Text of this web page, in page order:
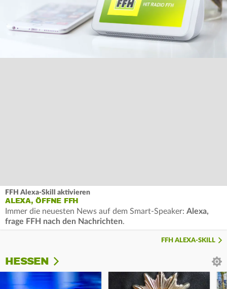
FFH Alexa-Skill aktivieren
ALEXA, ÖFFNE FFH
Immer die neuesten News auf dem Smart-Speaker: Alexa,
frage FFH nach den Nachrichten.
FFH ALEXA-SKILL
HESSEN